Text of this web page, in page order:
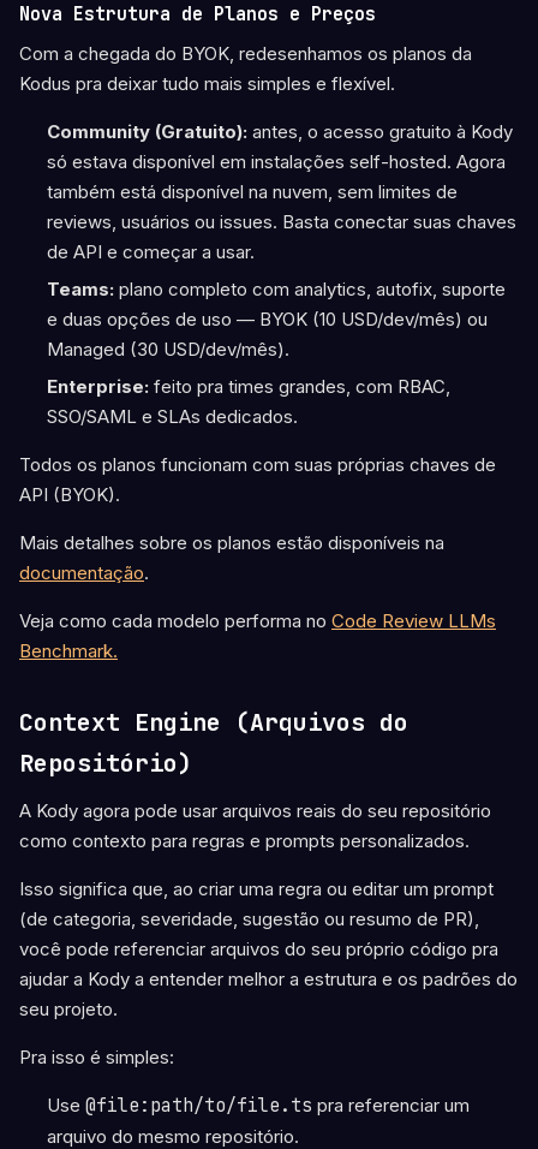
Nova Estrutura de Planos e Preços
Com a chegada do BYOK, redesenhamos os planos da
Kodus pra deixar tudo mais simples e flexível.
Community (Gratuito):antes, o acesso gratuito à Kody
só estava disponível em instalações self-hosted. Agora
também está disponível na nuvem, sem limites de
reviews, usuários ou issues. Basta conectar suas chaves
de API e começar a usar.
Teams:plano completo com analytics, autofix, suporte
e duas opções de uso — BYOK (10 USD/dev/mês) ou
Managed (30 USD/dev/mês).
Enterprise:feito pra times grandes, com RBAC,
SSO/SAML e SLAs dedicados.
Todos os planos funcionam com suas próprias chaves de
API (BYOK).
Mais detalhes sobre os planos estão disponíveis na
documentação.
Veja como cada modelo performa no Code Review LLMs
Benchmark.
Context Engine (Arquivos do
Repositório)
A Kody agora pode usar arquivos reais do seu repositório
como contexto para regras e prompts personalizados.
Isso significa que, ao criar uma regra ou editar um prompt
(de categoria, severidade, sugestão ou resumo de PR),
você pode referenciar arquivos do seu próprio código pra
ajudar a Kody a entender melhor a estrutura e os padrões do
seu projeto.
Pra isso é simples:
Use @file:path/to/file.ts pra referenciar um
arquivo do mesmo repositório.